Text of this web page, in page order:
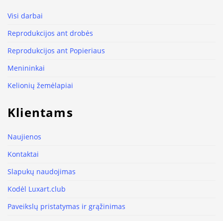
Visi darbai
Reprodukcijos ant drobės
Reprodukcijos ant Popieriaus
Menininkai
Kelionių žemėlapiai
Klientams
Naujienos
Kontaktai
Slapukų naudojimas
Kodėl Luxart.club
Paveikslų pristatymas ir grąžinimas